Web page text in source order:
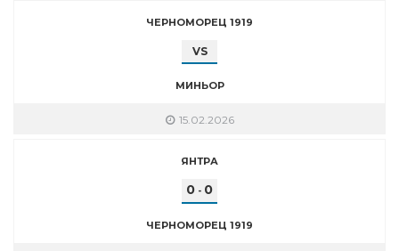
ЧЕРНОМОРЕЦ 1919
VS
МИНЬОР
15.02.2026
ЯНТРА
0 - 0
ЧЕРНОМОРЕЦ 1919